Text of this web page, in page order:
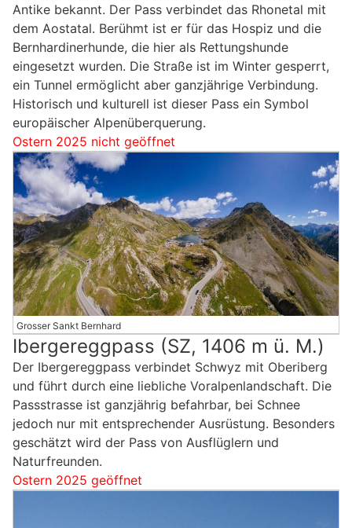
Antike bekannt. Der Pass verbindet das Rhonetal mit
dem Aostatal. Berühmt ist er für das Hospiz und die
Bernhardinerhunde, die hier als Rettungshunde
eingesetzt wurden. Die Straße ist im Winter gesperrt,
ein Tunnel ermöglicht aber ganzjährige Verbindung.
Historisch und kulturell ist dieser Pass ein Symbol
europäischer Alpenüberquerung.
Ostern 2025 nicht geöffnet
Grosser Sankt Bernhard
Ibergereggpass (SZ, 1406 m ü. M.)
Der Ibergereggpass verbindet Schwyz mit Oberiberg
und führt durch eine liebliche Voralpenlandschaft. Die
Passstrasse ist ganzjährig befahrbar, bei Schnee
jedoch nur mit entsprechender Ausrüstung. Besonders
geschätzt wird der Pass von Ausflüglern und
Naturfreunden.
Ostern 2025 geöffnet